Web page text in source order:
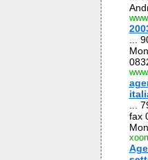
...
...
fax